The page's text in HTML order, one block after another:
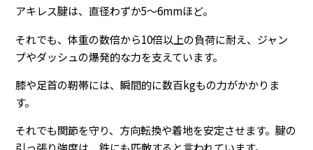
アキレス腱は、直径わずか5〜6mmほど。
それでも、体重の数倍から10倍以上の負荷に耐え、ジャン
プやダッシュの爆発的な力を支えています。
膝や足首の靭帯には、瞬間的に数百kgもの力がかかりま
す。
それでも関節を守り、方向転換や着地を安定させます。腱の